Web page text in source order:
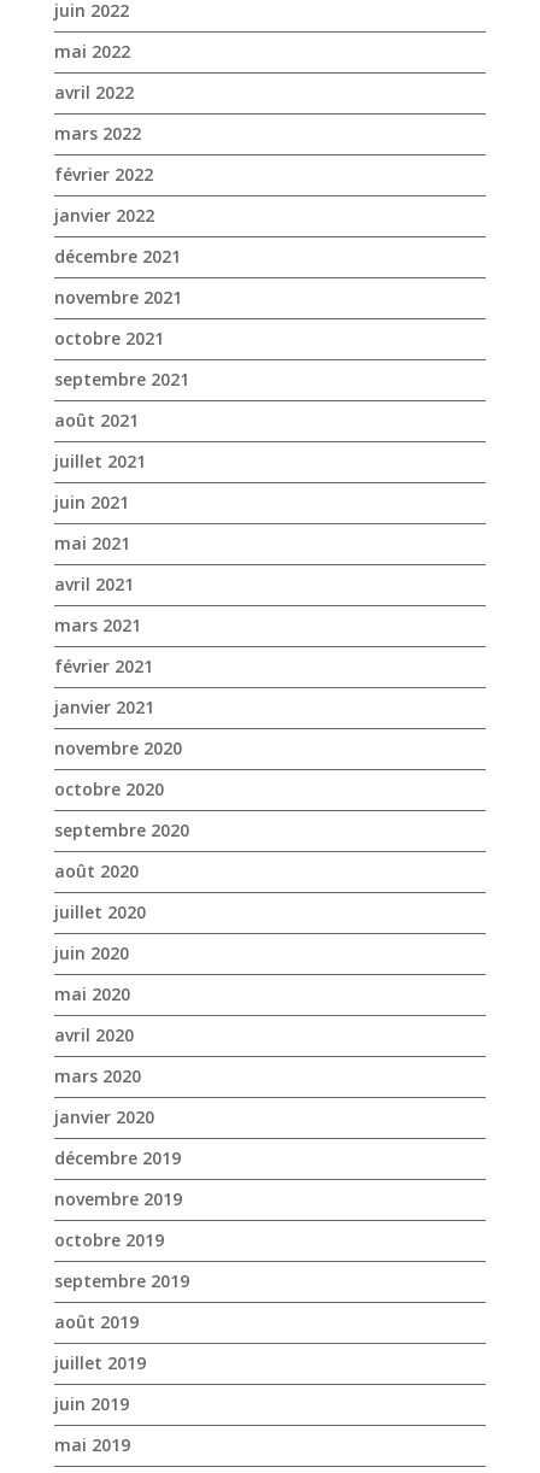
janvier 2022
décembre 2021
novembre 2021
octobre 2021
septembre 2021
août 2021
juillet 2021
juin 2021
mai 2021
avril 2021
mars 2021
février 2021
janvier 2021
novembre 2020
octobre 2020
septembre 2020
août 2020
juillet 2020
juin 2020
mai 2020
avril 2020
mars 2020
janvier 2020
décembre 2019
novembre 2019
octobre 2019
septembre 2019
août 2019
juillet 2019
juin 2019
mai 2019
avril 2019
mars 2019
février 2019
janvier 2019
décembre 2018